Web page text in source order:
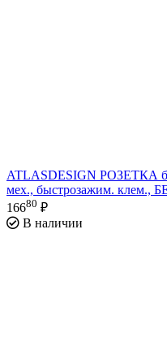
ATLASDESIGN РОЗЕТКА
мех., быстрозажим. клем.,
16680 ₽
В наличии